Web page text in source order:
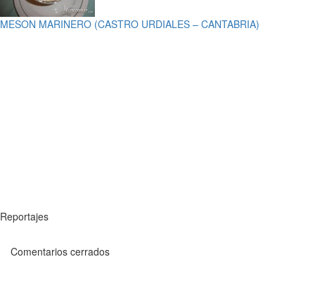
MESON MARINERO (CASTRO URDIALES – CANTABRIA)
Reportajes
Comentarios cerrados